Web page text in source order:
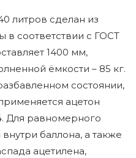
литров сделан из
в соответствии с ГОСТ
1400 мм,
ёмкости – 85 кг.
состоянии,
ацетон
Для равномерного
баллона, а также
ацетилена,